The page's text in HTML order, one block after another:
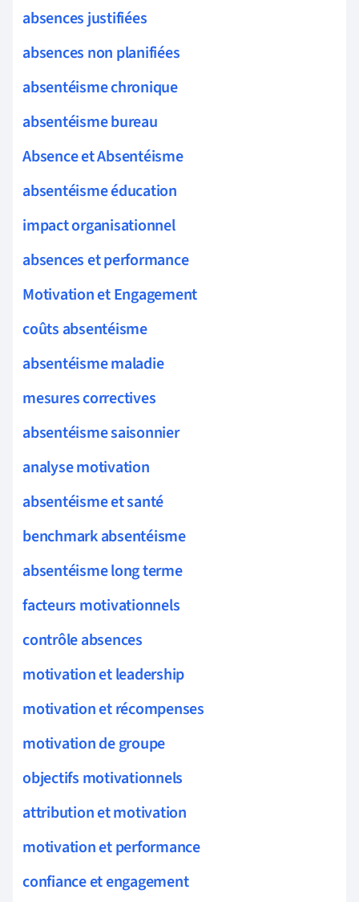
absences justifiées
absences non planifiées
absentéisme chronique
absentéisme bureau
Absence et Absentéisme
absentéisme éducation
impact organisationnel
absences et performance
Motivation et Engagement
coûts absentéisme
absentéisme maladie
mesures correctives
absentéisme saisonnier
analyse motivation
absentéisme et santé
benchmark absentéisme
absentéisme long terme
facteurs motivationnels
contrôle absences
motivation et leadership
motivation et récompenses
motivation de groupe
objectifs motivationnels
attribution et motivation
motivation et performance
confiance et engagement